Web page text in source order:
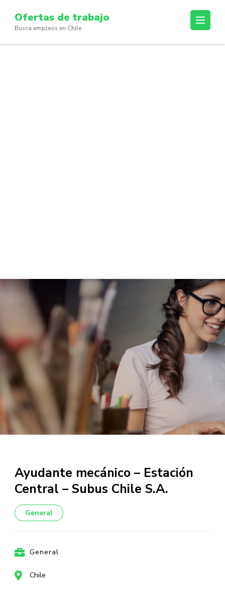
content
(Press
Ofertas de trabajo
Busca empleos en Chile
Ayudante mecánico – Estación
Central – Subus Chile S.A.
General
General
Chile